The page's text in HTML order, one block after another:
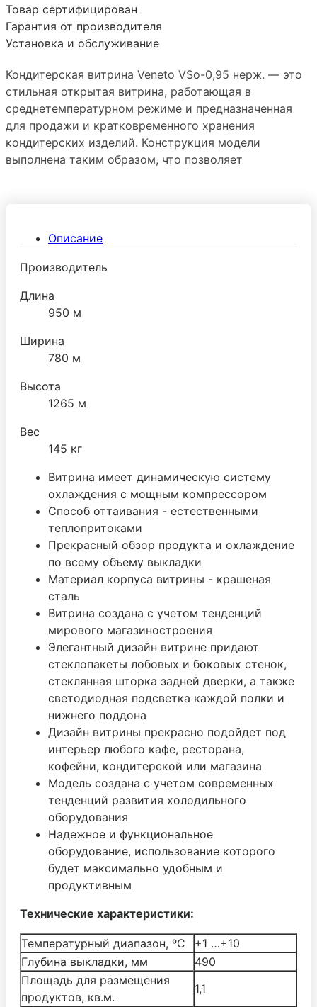
Товар сертифицирован
Гарантия от производителя
Установка и обслуживание
Кондитерская витрина Veneto VSo-0,95 нерж. — это
стильная открытая витрина, работающая в
среднетемпературном режиме и предназначенная
для продажи и кратковременного хранения
кондитерских изделий. Конструкция модели
выполнена таким образом, что позволяет
Описание
Производитель
Длина
950 м
Ширина
780 м
Высота
1265 м
Вес
145 кг
Витрина имеет динамическую систему
охлаждения с мощным компрессором
Способ оттаивания - естественными
теплопритоками
Прекрасный обзор продукта и охлаждение
по всему объему выкладки
Материал корпуса витрины - крашеная
сталь
Витрина создана с учетом тенденций
мирового магазиностроения
Элегантный дизайн витрине придают
стеклопакеты лобовых и боковых стенок,
стеклянная шторка задней дверки, а также
светодиодная подсветка каждой полки и
нижнего поддона
Дизайн витрины прекрасно подойдет под
интерьер любого кафе, ресторана,
кофейни, кондитерской или магазина
Модель создана с учетом современных
тенденций развития холодильного
оборудования
Надежное и функциональное
оборудование, использование которого
будет максимально удобным и
продуктивным
Технические характеристики:
Температурный диапазон, ºС
+1 …+10
Глубина выкладки, мм
490
Площадь для размещения
продуктов, кв.м.
1,1